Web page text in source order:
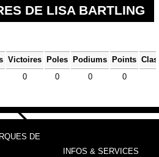
DE LISA BARTLING
Victoires Poles Podiums Points
0 0 0 0
DE
INFOS & SERVICES